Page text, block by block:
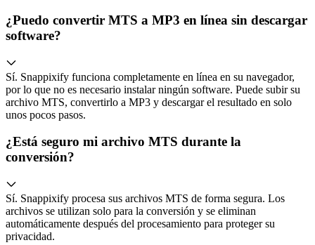
¿Puedo convertir MTS a MP3 en línea sin descargar
software?
Sí. Snappixify funciona completamente en línea en su navegador,
por lo que no es necesario instalar ningún software. Puede subir su
archivo MTS, convertirlo a MP3 y descargar el resultado en solo
unos pocos pasos.
¿Está seguro mi archivo MTS durante la
conversión?
Sí. Snappixify procesa sus archivos MTS de forma segura. Los
archivos se utilizan solo para la conversión y se eliminan
automáticamente después del procesamiento para proteger su
privacidad.